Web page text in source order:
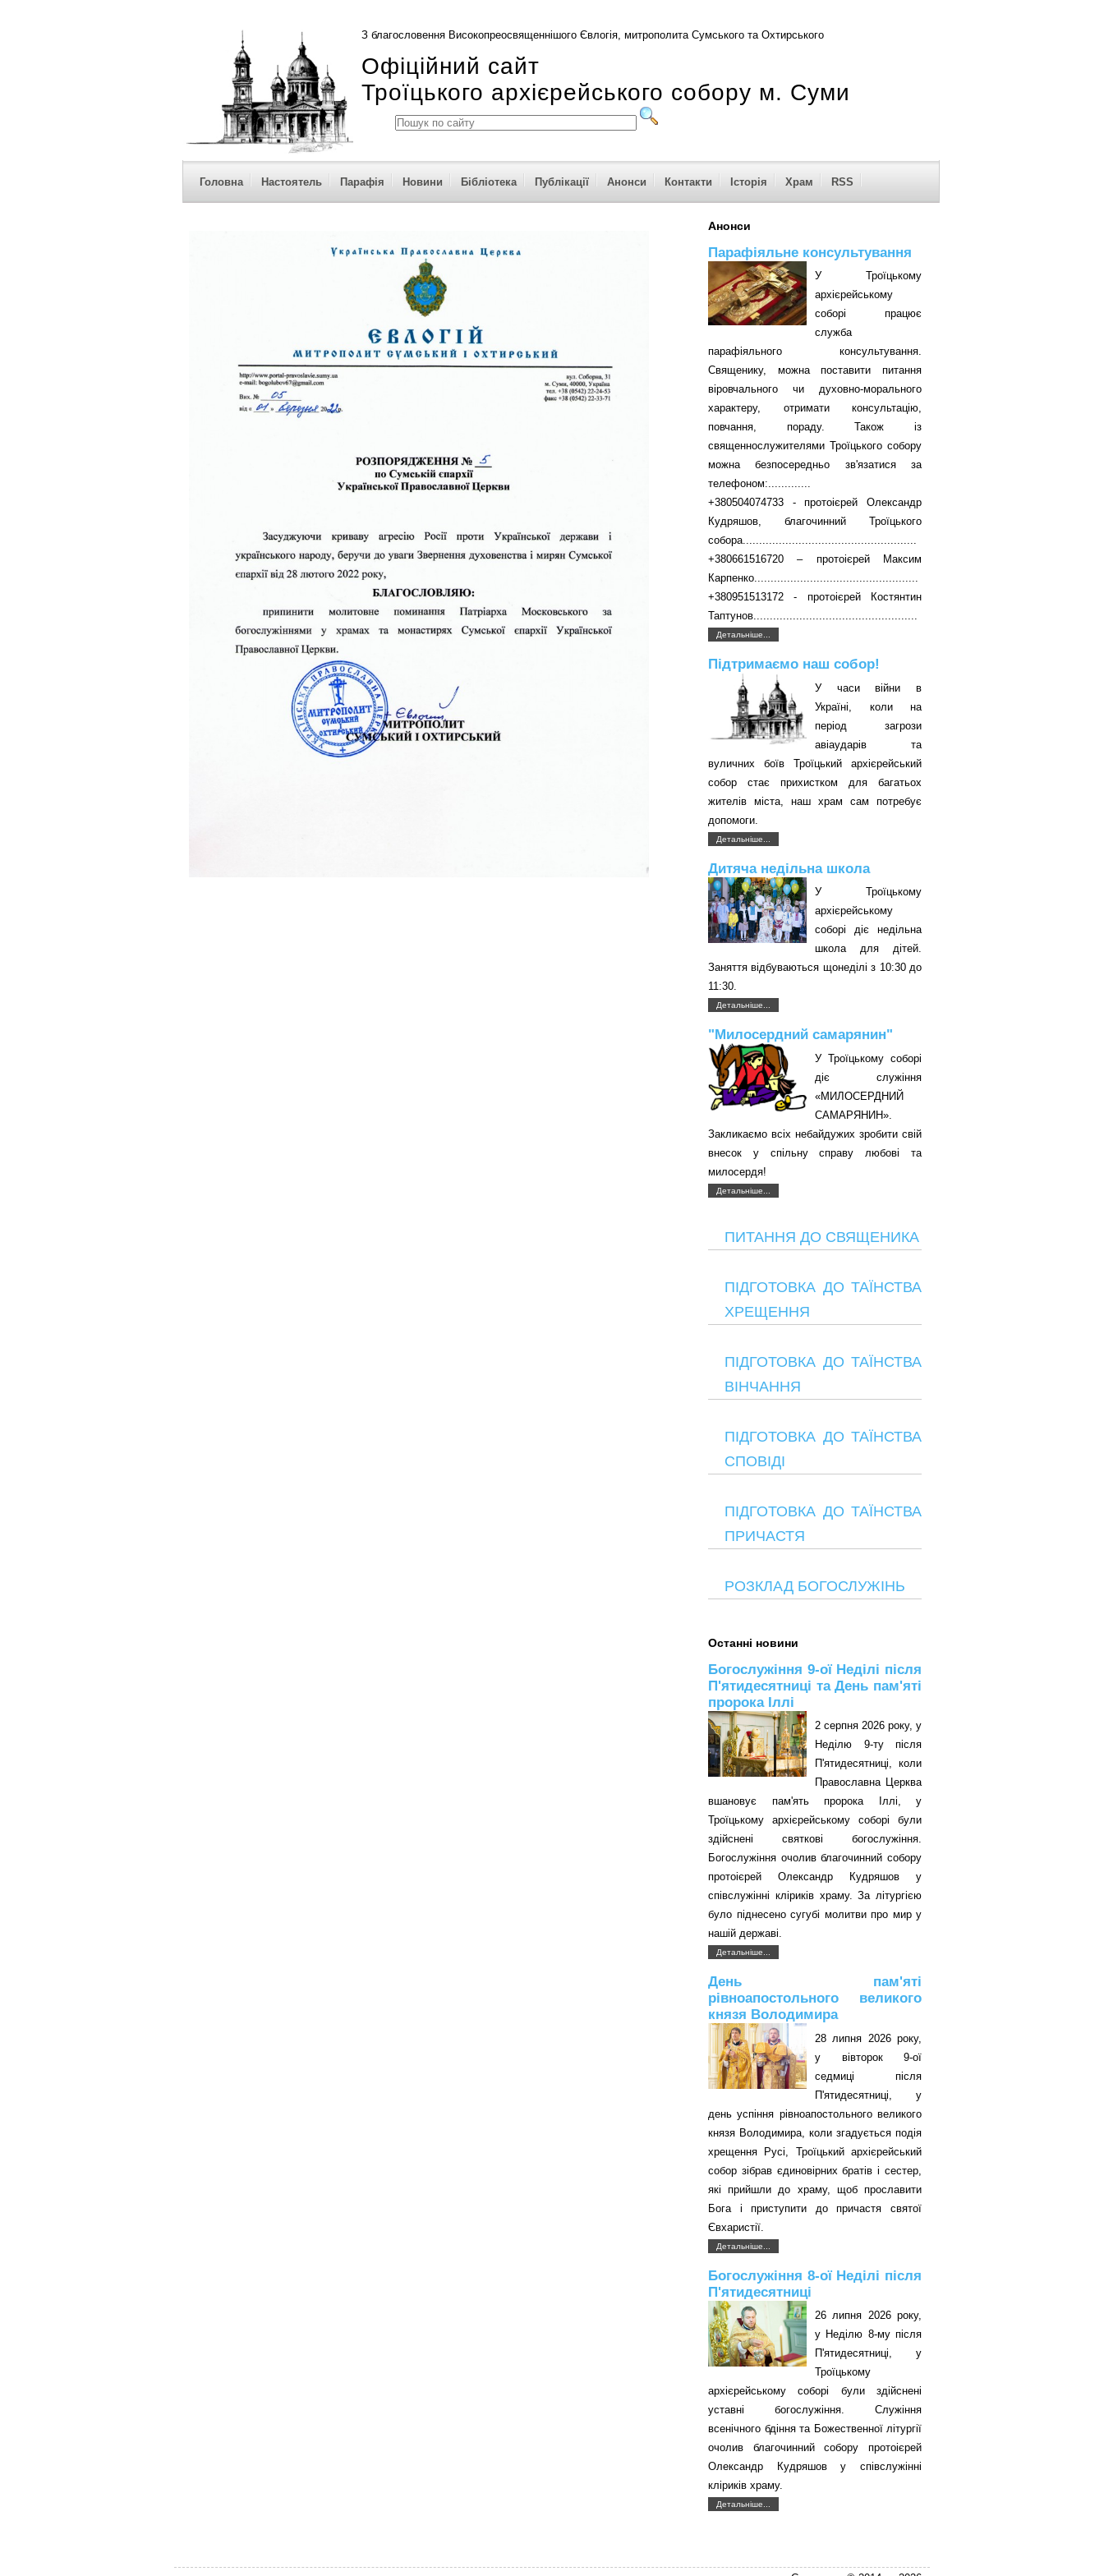
З благословення Високопреосвященнішого Євлогія, митрополита Сумського та Охтирського
Офіційний сайт
Троїцького архієрейського собору м. Суми
Головна Настоятель Парафія Новини Бібліотека Публікації Анонси Контакти Історія Храм RSS
Анонси
Парафіяльне консультування
У Троїцькому
архієрейському
соборі працює
служба
парафіяльного консультування.
Священику, можна поставити питання
віровчального чи духовно-морального
характеру, отримати консультацію,
повчання, пораду. Також із
священнослужителями Троїцького собору
можна безпосередньо зв'язатися за
телефоном:.............
+380504074733 - протоієрей Олександр
Кудряшов, благочинний Троїцького
собора.....................................................
+380661516720 – протоієрей Максим
Карпенко..................................................
+380951513172 - протоієрей Костянтин
Таптунов..................................................
Детальніше...
Підтримаємо наш собор!
У часи війни в
Україні, коли на
період загрози
авіаударів та
вуличних боїв Троїцький архієрейський
собор стає прихистком для багатьох
жителів міста, наш храм сам потребує
допомоги.
Детальніше...
Дитяча недільна школа
У Троїцькому
архієрейському
соборі діє недільна
школа для дітей.
Заняття відбуваються щонеділі з 10:30 до
11:30.
Детальніше...
"Милосердний самарянин"
У Троїцькому соборі
діє служіння
«МИЛОСЕРДНИЙ
САМАРЯНИН».
Закликаємо всіх небайдужих зробити свій
внесок у спільну справу любові та
милосердя!
Детальніше...
ПИТАННЯ ДО СВЯЩЕНИКА
ПІДГОТОВКА ДО ТАЇНСТВА
ХРЕЩЕННЯ
ПІДГОТОВКА ДО ТАЇНСТВА
ВІНЧАННЯ
ПІДГОТОВКА ДО ТАЇНСТВА
СПОВІДІ
ПІДГОТОВКА ДО ТАЇНСТВА
ПРИЧАСТЯ
РОЗКЛАД БОГОСЛУЖІНЬ
Останні новини
Богослужіння 9-ої Неділі після
П'ятидесятниці та День пам'яті
пророка Іллі
2 серпня 2026 року, у
Неділю 9-ту після
П'ятидесятниці, коли
Православна Церква
вшановує пам'ять пророка Іллі, у
Троїцькому архієрейському соборі були
здійснені святкові богослужіння.
Богослужіння очолив благочинний собору
протоієрей Олександр Кудряшов у
співслужінні кліриків храму. За літургією
було піднесено сугубі молитви про мир у
нашій державі.
Детальніше...
День пам'яті
рівноапостольного великого
князя Володимира
28 липня 2026 року,
у вівторок 9-ої
седмиці після
П'ятидесятниці, у
день успіння рівноапостольного великого
князя Володимира, коли згадується подія
хрещення Русі, Троїцький архієрейський
собор зібрав єдиновірних братів і сестер,
які прийшли до храму, щоб прославити
Бога і приступити до причастя святої
Євхаристії.
Детальніше...
Богослужіння 8-ої Неділі після
П'ятидесятниці
26 липня 2026 року,
у Неділю 8-му після
П'ятидесятниці, у
Троїцькому
архієрейському соборі були здійснені
уставні богослужіння. Служіння
всенічного бдіння та Божественної літургії
очолив благочинний собору протоієрей
Олександр Кудряшов у співслужінні
кліриків храму.
Детальніше...